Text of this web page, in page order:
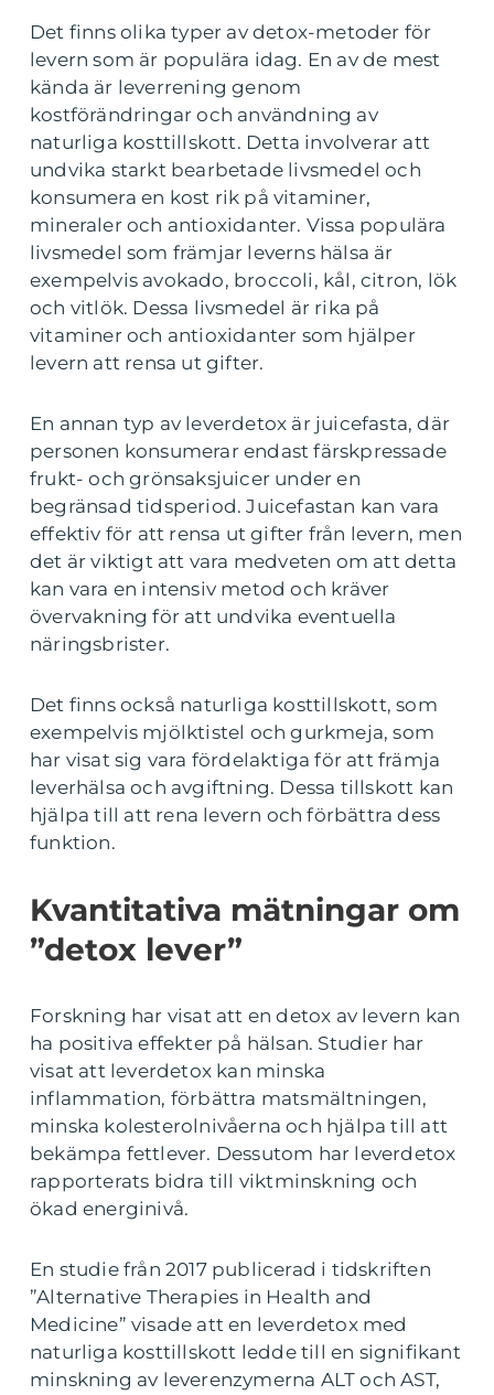
Det finns olika typer av detox-metoder för
levern som är populära idag. En av de mest
kända är leverrening genom
kostförändringar och användning av
naturliga kosttillskott. Detta involverar att
undvika starkt bearbetade livsmedel och
konsumera en kost rik på vitaminer,
mineraler och antioxidanter. Vissa populära
livsmedel som främjar leverns hälsa är
exempelvis avokado, broccoli, kål, citron, lök
och vitlök. Dessa livsmedel är rika på
vitaminer och antioxidanter som hjälper
levern att rensa ut gifter.
En annan typ av leverdetox är juicefasta, där
personen konsumerar endast färskpressade
frukt- och grönsaksjuicer under en
begränsad tidsperiod. Juicefastan kan vara
effektiv för att rensa ut gifter från levern, men
det är viktigt att vara medveten om att detta
kan vara en intensiv metod och kräver
övervakning för att undvika eventuella
näringsbrister.
Det finns också naturliga kosttillskott, som
exempelvis mjölktistel och gurkmeja, som
har visat sig vara fördelaktiga för att främja
leverhälsa och avgiftning. Dessa tillskott kan
hjälpa till att rena levern och förbättra dess
funktion.
Kvantitativa mätningar om
”detox lever”
Forskning har visat att en detox av levern kan
ha positiva effekter på hälsan. Studier har
visat att leverdetox kan minska
inflammation, förbättra matsmältningen,
minska kolesterolnivåerna och hjälpa till att
bekämpa fettlever. Dessutom har leverdetox
rapporterats bidra till viktminskning och
ökad energinivå.
En studie från 2017 publicerad i tidskriften
”Alternative Therapies in Health and
Medicine” visade att en leverdetox med
naturliga kosttillskott ledde till en signifikant
minskning av leverenzymerna ALT och AST,